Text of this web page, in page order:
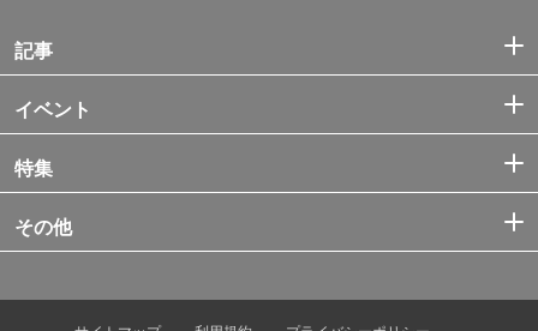
記事
イベント
特集
その他